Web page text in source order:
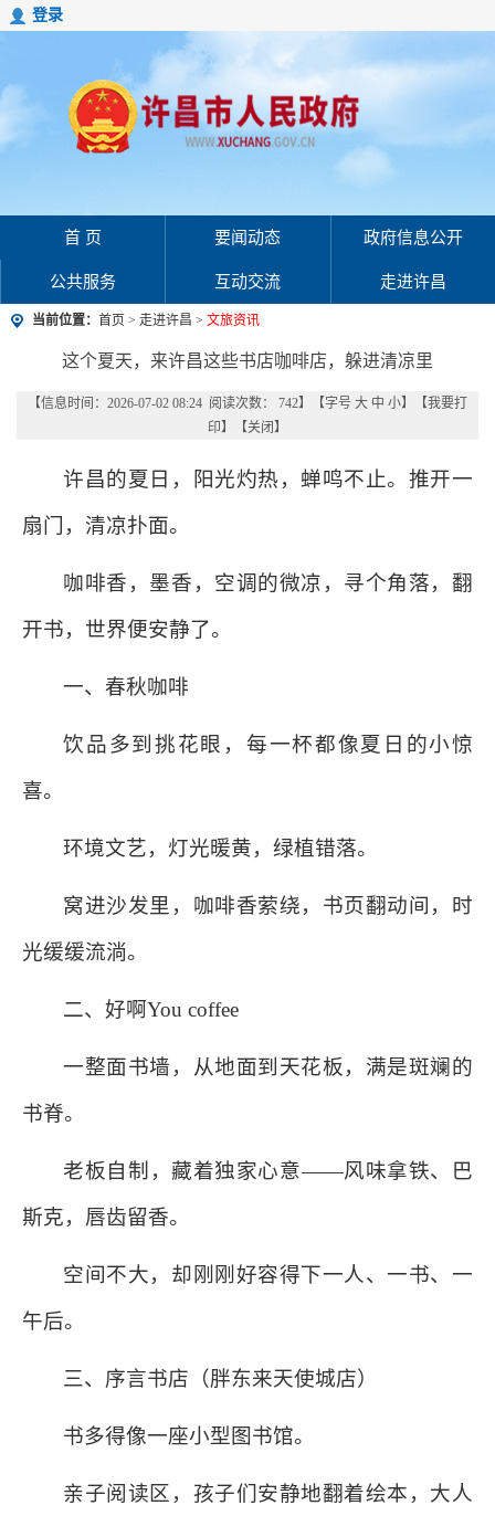
登录
首 页 要闻动态 政府信息公开
公共服务 互动交流 走进许昌
当前位置： 首页 > 走进许昌 > 文旅资讯
这个夏天，来许昌这些书店咖啡店，躲进清凉里
【信息时间：2026-07-02 08:24 阅读次数： 742】【字号 大 中 小】【我要打
印】【关闭 】
许昌的夏日，阳光灼热，蝉鸣不止。推开一
扇门，清凉扑面。
咖啡香，墨香，空调的微凉，寻个角落，翻
开书，世界便安静了。
一、春秋咖啡
饮品多到挑花眼，每一杯都像夏日的小惊
喜。
环境文艺，灯光暖黄，绿植错落。
窝进沙发里，咖啡香萦绕，书页翻动间，时
光缓缓流淌。
二、好啊You coffee
一整面书墙，从地面到天花板，满是斑斓的
书脊。
老板自制，藏着独家心意——风味拿铁、巴
斯克，唇齿留香。
空间不大，却刚刚好容得下一人、一书、一
午后。
三、序言书店（胖东来天使城店）
书多得像一座小型图书馆。
亲子阅读区，孩子们安静地翻着绘本，大人